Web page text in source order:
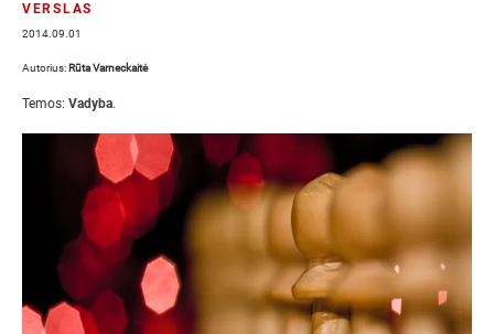
VERSLAS
2014.09.01
Autorius: Rūta Varneckaitė
Temos: Vadyba.